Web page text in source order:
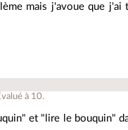
mais j'avoue que j'ai
à 10.
et "lire le bouquin"